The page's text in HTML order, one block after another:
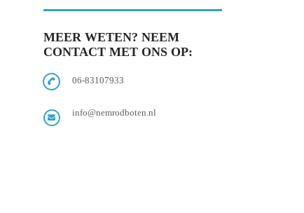
MEER WETEN? NEEM
CONTACT MET ONS OP:
06-83107933
info@nemrodboten.nl